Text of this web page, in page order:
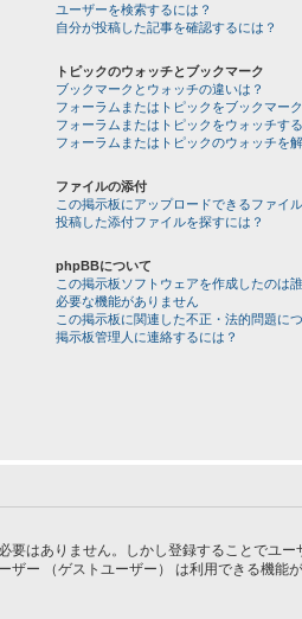
ユーザーを検索するには？
自分が投稿した記事を確認するには？
トピックのウォッチとブックマーク
ブックマークとウォッチの違いは？
フォーラムまたはトピックをブックマー
フォーラムまたはトピックをウォッチす
フォーラムまたはトピックのウォッチを
ファイルの添付
この掲示板にアップロードできるファイ
投稿した添付ファイルを探すには？
phpBBについて
この掲示板ソフトウェアを作成したのは
必要な機能がありません
この掲示板に関連した不正・法的問題に
掲示板管理人に連絡するには？
はありません。しかし登録することでユ
ー （ゲストユーザー） は利用できる機能